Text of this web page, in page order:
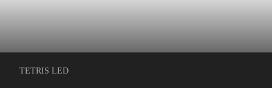
TETRIS LED